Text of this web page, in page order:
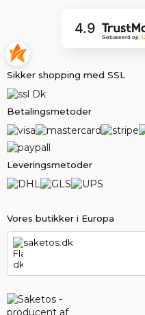
Vores butikker i Europa
saketos.dk
4.9
Gebaseerd op
Sikker shopping med SSL
Betalingsmetoder
Leveringsmetoder